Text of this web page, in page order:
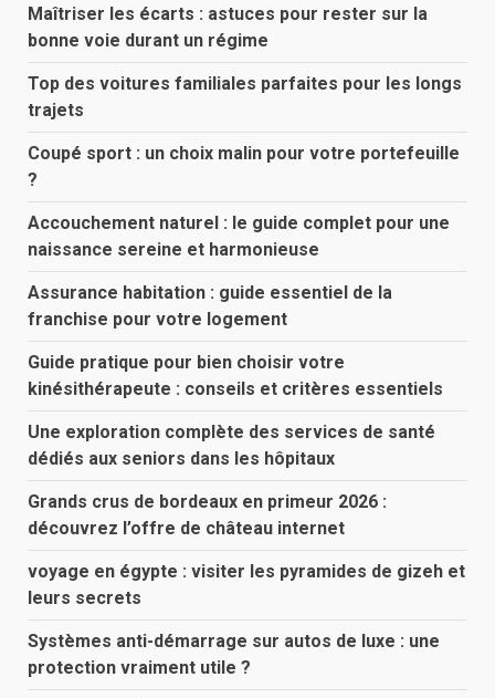
Maîtriser les écarts : astuces pour rester sur la
bonne voie durant un régime
Top des voitures familiales parfaites pour les longs
trajets
Coupé sport : un choix malin pour votre portefeuille
?
Accouchement naturel : le guide complet pour une
naissance sereine et harmonieuse
Assurance habitation : guide essentiel de la
franchise pour votre logement
Guide pratique pour bien choisir votre
kinésithérapeute : conseils et critères essentiels
Une exploration complète des services de santé
dédiés aux seniors dans les hôpitaux
Grands crus de bordeaux en primeur 2026 :
découvrez l’offre de château internet
voyage en égypte : visiter les pyramides de gizeh et
leurs secrets
Systèmes anti-démarrage sur autos de luxe : une
protection vraiment utile ?